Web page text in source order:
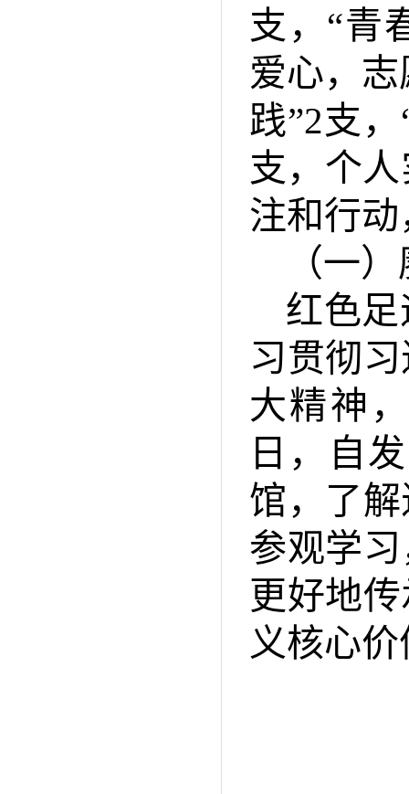
支，“青
爱心，志
践”2支
支，个
注和行
（一
红色
习贯彻
大精神
日，自
馆，了
参观学
更好地
义核心